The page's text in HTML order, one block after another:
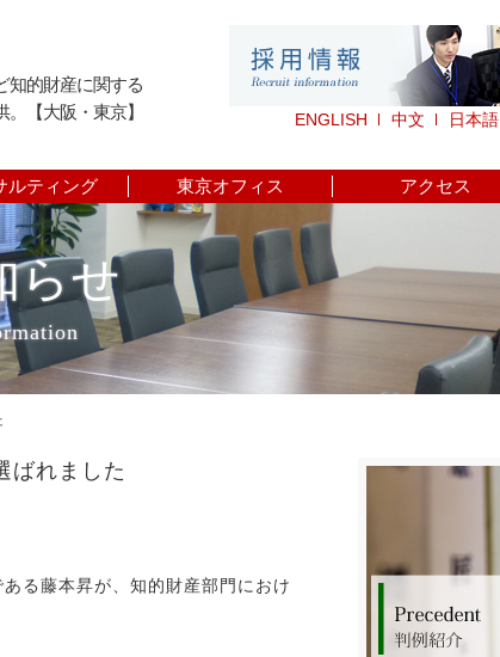
知的財産に関する
【大阪・東京】
ENGLISH 中文 日本語
ルティング 東京オフィス アクセス
らせ
ばれました
る藤本昇が、知的財産部門におけ